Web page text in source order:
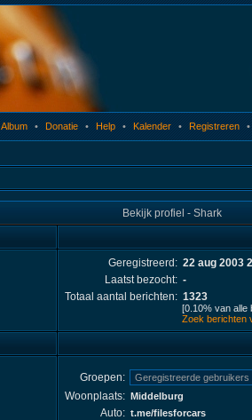
Album • Donatie • Help • Kalender • Registreren •
Bekijk profiel - Shark
Geregistreerd: 22 aug 2003
Laatst bezocht: -
Totaal aantal berichten: 1323
[0.10% van alle
Zoek berichten
Groepen:
Woonplaats: Middelburg
Auto: t.me/filesforcars